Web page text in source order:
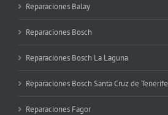
Reparaciones Balay
Reparaciones Bosch
Reparaciones Bosch La Laguna
Reparaciones Bosch Santa Cruz de Tenerife
Reparaciones Fagor